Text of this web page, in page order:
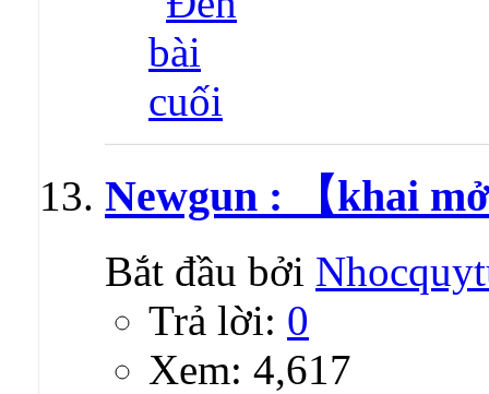
Newgun : 【khai
Bắt đầu bởi
Trả lời: 0
Xem: 4,617